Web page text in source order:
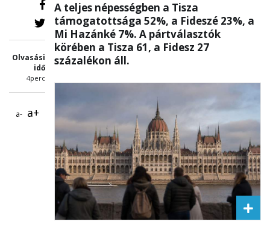
Olvasási
idő
4perc
a- a+
A teljes népességben a Tisza
támogatottsága 52%, a Fideszé 23%, a
Mi Hazánké 7%. A pártválasztók
körében a Tisza 61, a Fidesz 27
százalékon áll.